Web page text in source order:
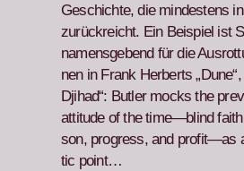
Geschichte, die min­destens
zurück­re­icht. Ein Beispiel ist
namensgebend für die
nen in Frank Her­berts
Dji­had“: But­ler mocks the
atti­tude of the time—blind
son, progress, and profit—as
tic point…